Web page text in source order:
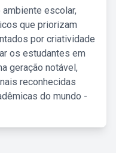
escolar,
que priorizam
por criatividade
os estudantes em
geração notável,
reconhecidas
do mundo -